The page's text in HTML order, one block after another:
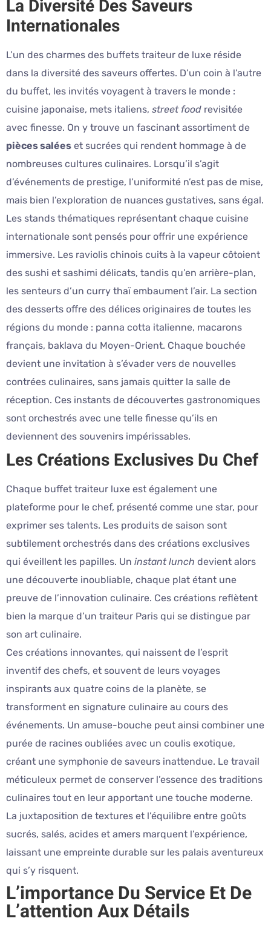
La Diversité Des Saveurs
Internationales
L’un des charmes des buffets traiteur de luxe réside
dans la diversité des saveurs offertes. D’un coin à l’autre
du buffet, les invités voyagent à travers le monde :
cuisine japonaise, mets italiens, street food revisitée
avec finesse. On y trouve un fascinant assortiment de
pièces salées et sucrées qui rendent hommage à de
nombreuses cultures culinaires. Lorsqu’il s’agit
d’événements de prestige, l’uniformité n’est pas de mise,
mais bien l’exploration de nuances gustatives, sans égal.
Les stands thématiques représentant chaque cuisine
internationale sont pensés pour offrir une expérience
immersive. Les raviolis chinois cuits à la vapeur côtoient
des sushi et sashimi délicats, tandis qu’en arrière-plan,
les senteurs d’un curry thaï embaument l’air. La section
des desserts offre des délices originaires de toutes les
régions du monde : panna cotta italienne, macarons
français, baklava du Moyen-Orient. Chaque bouchée
devient une invitation à s’évader vers de nouvelles
contrées culinaires, sans jamais quitter la salle de
réception. Ces instants de découvertes gastronomiques
sont orchestrés avec une telle finesse qu’ils en
deviennent des souvenirs impérissables.
Les Créations Exclusives Du Chef
Chaque buffet traiteur luxe est également une
plateforme pour le chef, présenté comme une star, pour
exprimer ses talents. Les produits de saison sont
subtilement orchestrés dans des créations exclusives
qui éveillent les papilles. Un instant lunch devient alors
une découverte inoubliable, chaque plat étant une
preuve de l’innovation culinaire. Ces créations reflètent
bien la marque d’un traiteur Paris qui se distingue par
son art culinaire.
Ces créations innovantes, qui naissent de l’esprit
inventif des chefs, et souvent de leurs voyages
inspirants aux quatre coins de la planète, se
transforment en signature culinaire au cours des
événements. Un amuse-bouche peut ainsi combiner une
purée de racines oubliées avec un coulis exotique,
créant une symphonie de saveurs inattendue. Le travail
méticuleux permet de conserver l’essence des traditions
culinaires tout en leur apportant une touche moderne.
La juxtaposition de textures et l’équilibre entre goûts
sucrés, salés, acides et amers marquent l’expérience,
laissant une empreinte durable sur les palais aventureux
qui s’y risquent.
L’importance Du Service Et De
L’attention Aux Détails